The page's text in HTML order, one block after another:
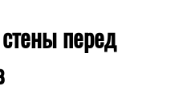
перед